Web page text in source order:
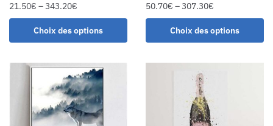
21.50€ –343.20€
Choix des options
50.70€ –307.30€
Choix des options